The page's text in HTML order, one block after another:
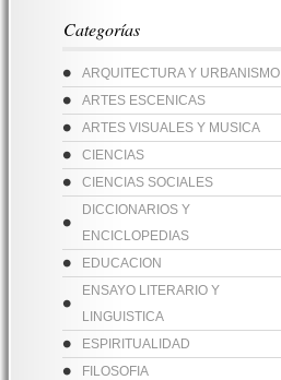
Categorías
ARQUITECTURA Y URBANISMO
ARTES ESCENICAS
ARTES VISUALES Y MUSICA
CIENCIAS
CIENCIAS SOCIALES
DICCIONARIOS Y
ENCICLOPEDIAS
EDUCACION
ENSAYO LITERARIO Y
LINGUISTICA
ESPIRITUALIDAD
FILOSOFIA